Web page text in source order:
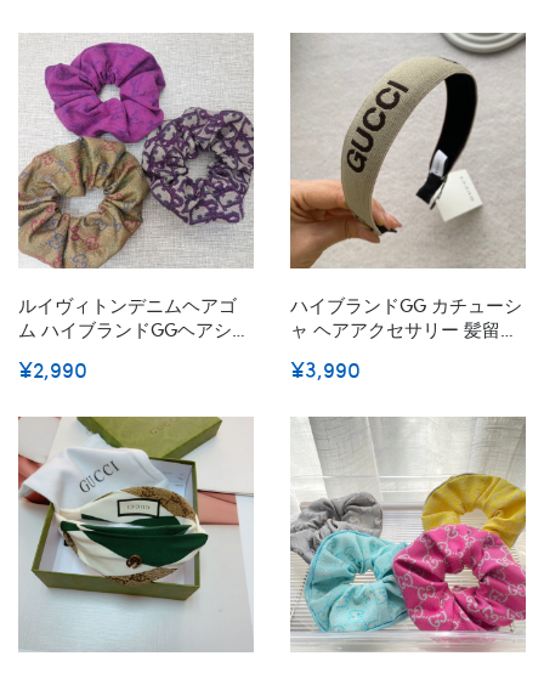
ルイヴィトンデニムヘアゴ
ム ハイブランドGGヘアシュ
ディース ガールズ ヘアロー
韓国 リング かわいい ヘアア
クセサリー
¥2,990
ハイブランドGG カチューシ
ャ ヘアアクセサリー 髪留め
人 レディース 幅広 リボン付
韓国
¥3,990